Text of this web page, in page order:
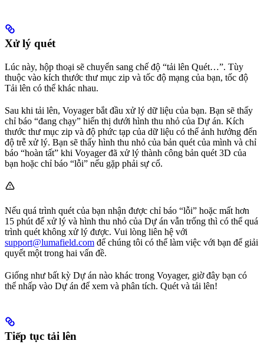
Xử lý quét
Lúc này, hộp thoại sẽ chuyển sang chế độ “tải lên Quét…”. Tùy
thuộc vào kích thước thư mục zip và tốc độ mạng của bạn, tốc độ
Tải lên có thể khác nhau.
Sau khi tải lên, Voyager bắt đầu xử lý dữ liệu của bạn. Bạn sẽ thấy
chỉ báo “đang chạy” hiển thị dưới hình thu nhỏ của Dự án. Kích
thước thư mục zip và độ phức tạp của dữ liệu có thể ảnh hưởng đến
độ trễ xử lý. Bạn sẽ thấy hình thu nhỏ của bản quét của mình và chỉ
báo “hoàn tất” khi Voyager đã xử lý thành công bản quét 3D của
bạn hoặc chỉ báo “lỗi” nếu gặp phải sự cố.
Nếu quá trình quét của bạn nhận được chỉ báo “lỗi” hoặc mất hơn
15 phút để xử lý và hình thu nhỏ của Dự án vẫn trống thì có thể quá
trình quét không xử lý được. Vui lòng liên hệ với
support@lumafield.com để chúng tôi có thể làm việc với bạn để giải
quyết một trong hai vấn đề.
Giống như bất kỳ Dự án nào khác trong Voyager, giờ đây bạn có
thể nhấp vào Dự án để xem và phân tích. Quét và tải lên!
Tiếp tục tải lên